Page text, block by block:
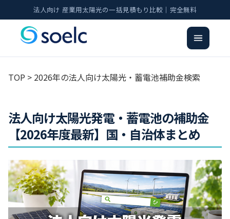
法人向け 産業用太陽光の一括見積もり比較｜完全無料
TOP > 2026年の法人向け太陽光・蓄電池補助金検索
法人向け太陽光発電・蓄電池の補助金
【2026年度最新】国・自治体まとめ